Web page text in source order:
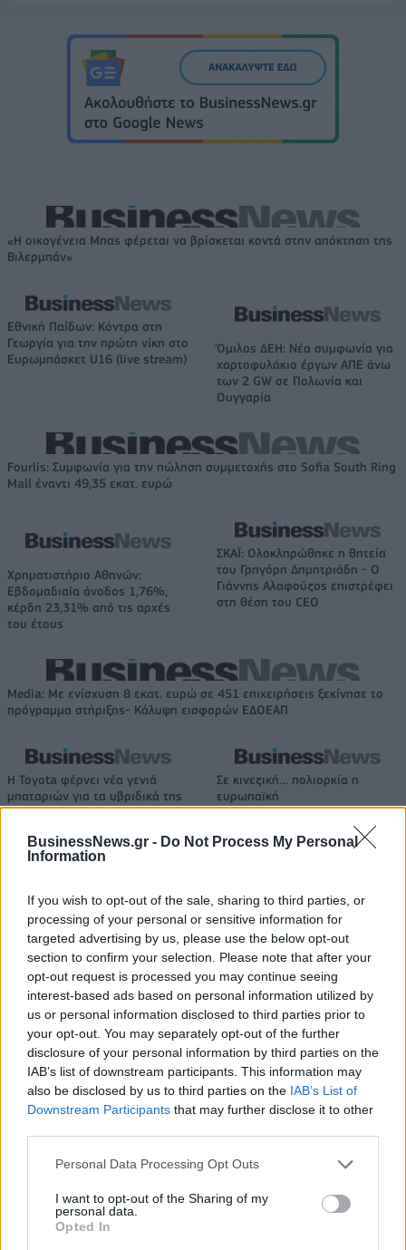
BusinessNews.gr - Do Not Process My Personal
Information
If you wish to opt-out of the sale, sharing to third parties, or
processing of your personal or sensitive information for
targeted advertising by us, please use the below opt-out
section to confirm your selection. Please note that after your
opt-out request is processed you may continue seeing
interest-based ads based on personal information utilized by
us or personal information disclosed to third parties prior to
your opt-out. You may separately opt-out of the further
disclosure of your personal information by third parties on the
IAB’s list of downstream participants. This information may
also be disclosed by us to third parties on the IAB’s List of
Downstream Participants that may further disclose it to other
Personal Data Processing Opt Outs
I want to opt-out of the Sharing of my
personal data.
Opted In
«Η οικογένεια Μπας φέρεται να βρίσκεται κοντά στην απόκτηση της
Βιλερμπάν»
Εθνική Παίδων: Κόντρα στη
Γεωργία για την πρώτη νίκη στο
Ευρωμπάσκετ U16 (live stream)
Όμιλος ΔΕΗ: Νέα συμφωνία για
χαρτοφυλάκιο έργων ΑΠΕ άνω
των 2 GW σε Πολωνία και
Ουγγαρία
Fourlis: Συμφωνία για την πώληση συμμετοχής στο Sofia South Ring
Mall έναντι 49,35 εκατ. ευρώ
Χρηματιστήριο Αθηνών:
Εβδομαδιαία άνοδος 1,76%,
κέρδη 23,31% από τις αρχές
του έτους
ΣΚΑΪ: Ολοκληρώθηκε η θητεία
του Γρηγόρη Δημητριάδη - Ο
Γιάννης Αλαφούζος επιστρέφει
στη θέση του CEO
Media: Με ενίσχυση 8 εκατ. ευρώ σε 451 επιχειρήσεις ξεκίνησε το
πρόγραμμα στήριξης- Κάλυψη εισφορών ΕΔΟΕΑΠ
Η Toyota φέρνει νέα γενιά
μπαταριών για τα υβριδικά της
Σε κινεζική… πολιορκία η
ευρωπαϊκή
αυτοκινητοβιομηχανία
Εθνική Νεανίδων: Απέναντι
στην Ισλανδία για την 5η θέση
στο Ευρωμπάσκετ (live stream)
Η Κέλσι Μίτσελ έγραψε ιστορία
στη νίκη της Ιντιάνα επί του
Σικάγο (vids)
Ελληνική Αναπτυξιακή Τράπεζα: Με «προίκα» 2 δισ. ευρώ ανοίγει
δρόμο για δάνεια έως 5 δισ. σε μικρομεσαίες
Β.Σ. Καρούλιας: Τζίρος 98,7
57% - Τα νέα στοιχήματα σε
low & non alcohol
Deloitte Ελλάδος:
σύμβουλος της ΔΕΗ για την
είσοδο στην πολωνική αγορά